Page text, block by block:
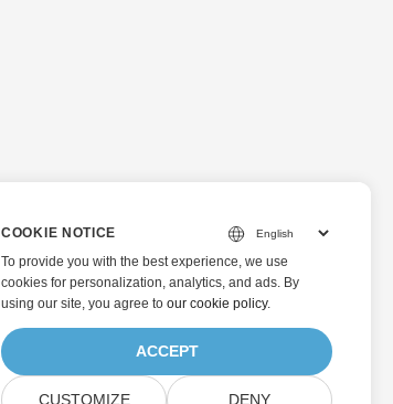
COOKIE NOTICE
To provide you with the best experience, we use
cookies for personalization, analytics, and ads. By
using our site, you agree to our cookie policy.
ACCEPT
CUSTOMIZE DENY